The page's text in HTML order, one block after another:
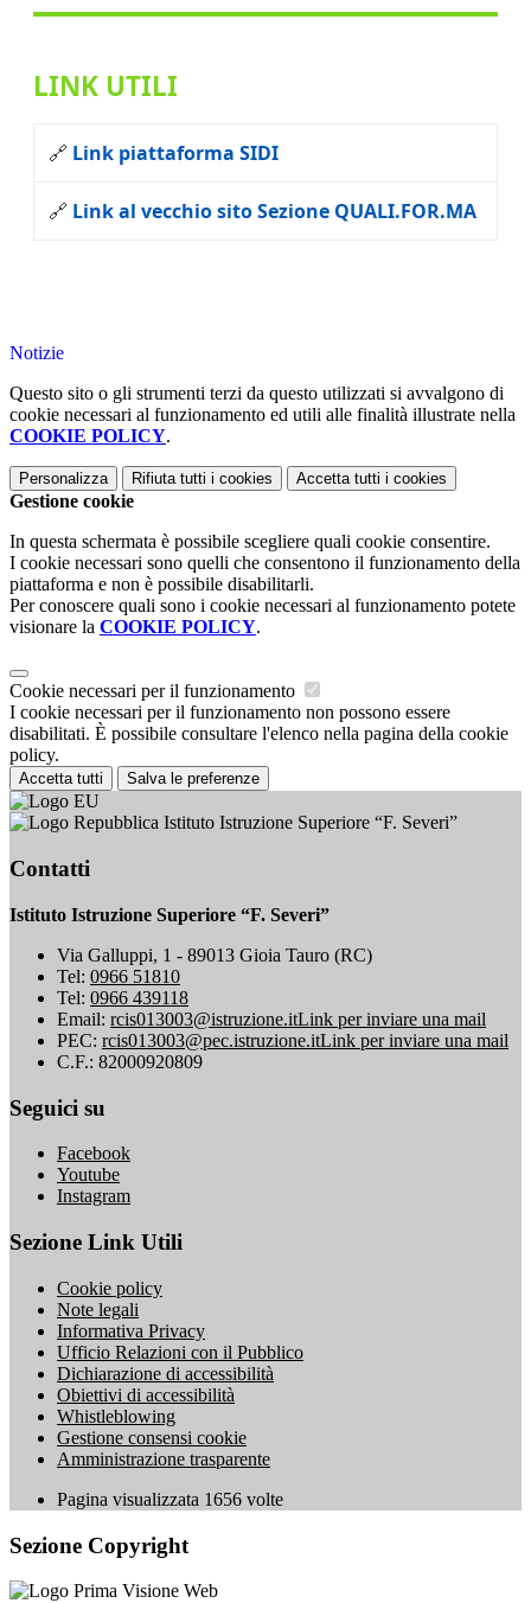
LINK UTILI
🔗 Link piattaforma SIDI
🔗 Link al vecchio sito Sezione QUALI.FOR.MA
Notizie
Questo sito o gli strumenti terzi da questo utilizzati si avvalgono di
cookie necessari al funzionamento ed utili alle finalità illustrate nella
COOKIE POLICY.
Personalizza Rifiuta tutti i cookies Accetta tutti i cookies
Gestione cookie
In questa schermata è possibile scegliere quali cookie consentire.
I cookie necessari sono quelli che consentono il funzionamento della
piattaforma e non è possibile disabilitarli.
Per conoscere quali sono i cookie necessari al funzionamento potete
visionare la COOKIE POLICY.
Cookie necessari per il funzionamento
I cookie necessari per il funzionamento non possono essere
disabilitati. È possibile consultare l'elenco nella pagina della cookie
policy.
Accetta tutti Salva le preferenze
Istituto Istruzione Superiore “F. Severi”
Contatti
Istituto Istruzione Superiore “F. Severi”
Via Galluppi, 1 - 89013 Gioia Tauro (RC)
Tel: 0966 51810
Tel: 0966 439118
Email: rcis013003@istruzione.itLink per inviare una mail
PEC: rcis013003@pec.istruzione.itLink per inviare una mail
C.F.: 82000920809
Seguici su
Facebook
Youtube
Instagram
Sezione Link Utili
Cookie policy
Note legali
Informativa Privacy
Ufficio Relazioni con il Pubblico
Dichiarazione di accessibilità
Obiettivi di accessibilità
Whistleblowing
Gestione consensi cookie
Amministrazione trasparente
Pagina visualizzata 1656 volte
Sezione Copyright